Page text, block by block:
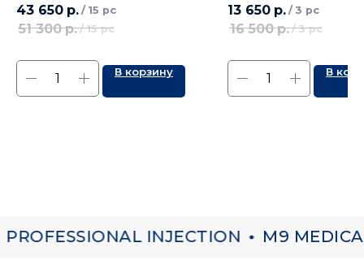
43 650 р. / 15 pc
51 300 р. / 15 pc
В корзину
13 650 р. / 3 pc
16 500 р. / 3 pc
В
INJECTION M9